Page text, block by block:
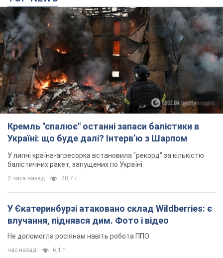
Кремль "спалює" останні запаси балістики в
Україні: що буде далі? Інтерв’ю з Шарпом
У липні країна-агресорка встановила "рекорд" за кількістю
балістичних ракет, запущених по Україні
2 часа назад 20,7 т.
У Єкатеринбурзі атаковано склад Wildberries: є
влучання, піднявся дим. Фото і відео
Не допомогла росіянам навіть робота ППО
час назад
З 1 вересня українським вчителям підвищать
зарплати: Корецький розкрив деталі
Одночасно з підвищенням зарплат педагогам уряд
анонсував збільшення студентських стипендій
8 часов назад 7,7 т.